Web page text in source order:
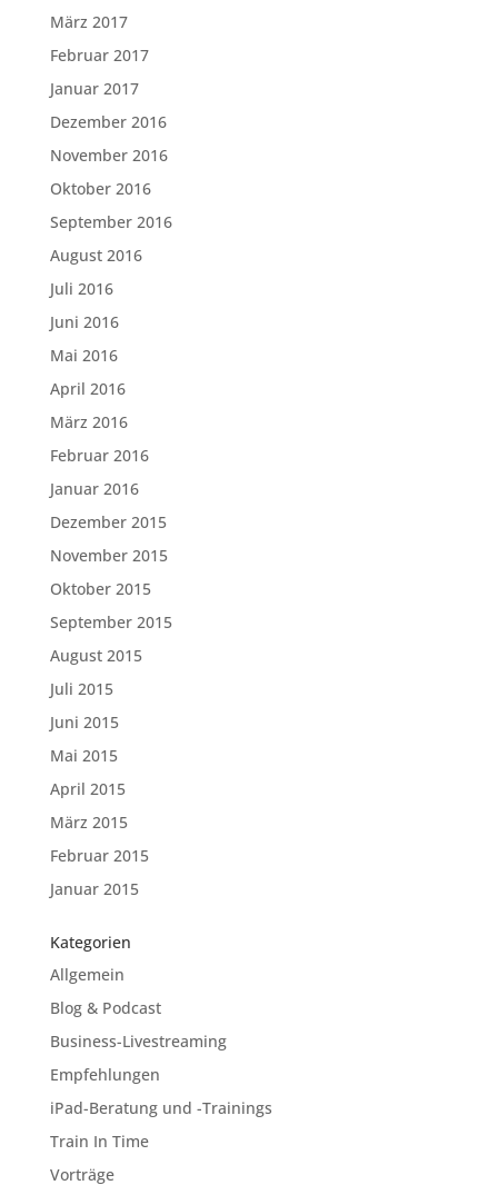
März 2017
Februar 2017
Januar 2017
Dezember 2016
November 2016
Oktober 2016
September 2016
August 2016
Juli 2016
Juni 2016
Mai 2016
April 2016
März 2016
Februar 2016
Januar 2016
Dezember 2015
November 2015
Oktober 2015
September 2015
August 2015
Juli 2015
Juni 2015
Mai 2015
April 2015
März 2015
Februar 2015
Januar 2015
Kategorien
Allgemein
Blog & Podcast
Business-Livestreaming
Empfehlungen
iPad-Beratung und -Trainings
Train In Time
Vorträge